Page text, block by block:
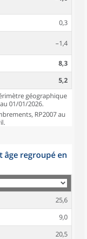
0,3
–1,4
8,3
5,2
géographique
01/01/2026.
RP2007 au
âge regroupé en
25,6
9,0
20,5